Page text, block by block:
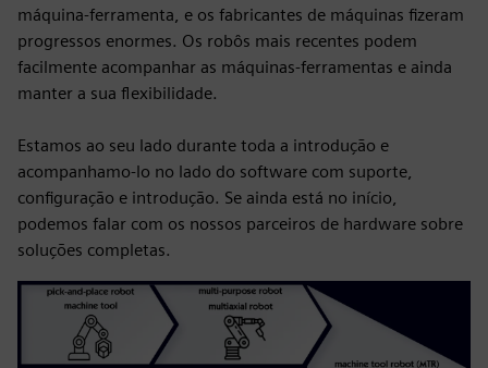
máquina-ferramenta, e os fabricantes de máquinas fizeram
progressos enormes. Os robôs mais recentes podem
facilmente acompanhar as máquinas-ferramentas e ainda
manter a sua flexibilidade.
Estamos ao seu lado durante toda a introdução e
acompanhamo-lo no lado do software com suporte,
configuração e introdução. Se ainda está no início,
podemos falar com os nossos parceiros de hardware sobre
soluções completas.